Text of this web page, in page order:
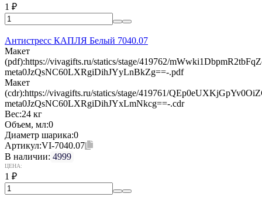
1 ₽
Антистресс КАПЛЯ Белый 7040.07
Макет
(pdf):https://vivagifts.ru/statics/stage/419762/
meta0JzQsNC60LXRgiDihJYyLnBkZg==-.pdf
Макет
(cdr):https://vivagifts.ru/statics/stage/419761/
meta0JzQsNC60LXRgiDihJYxLmNkcg==-.cdr
Вес:24 кг
Объем, мл:0
Диаметр шарика:0
Артикул:VI-7040.07
В наличии: 4999
ЦЕНА:
1 ₽